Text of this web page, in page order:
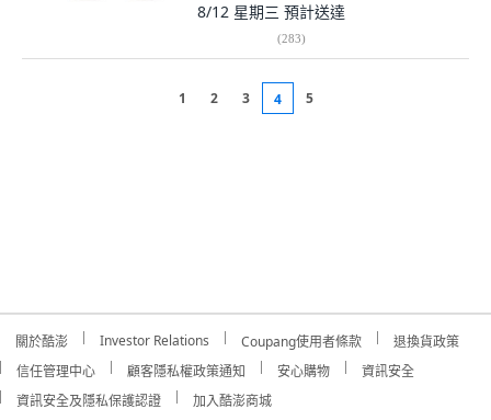
8/12 星期三 預計送達
(283)
1 2 3 4 5
關於酷澎 Investor Relations Coupang使用者條款
退換貨政策
信任管理中心
顧客隱私權政策通知 安心購物
資訊安全
資訊安全及隱私保護認證
加入酷澎商城